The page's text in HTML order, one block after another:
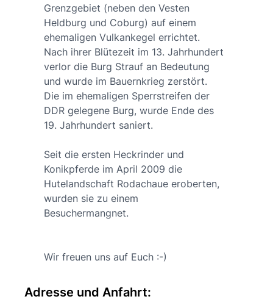
Grenzgebiet (neben den Vesten
Heldburg und Coburg) auf einem
ehemaligen Vulkankegel errichtet.
Nach ihrer Blütezeit im 13. Jahrhundert
verlor die Burg Strauf an Bedeutung
und wurde im Bauernkrieg zerstört.
Die im ehemaligen Sperrstreifen der
DDR gelegene Burg, wurde Ende des
19. Jahrhundert saniert.
Seit die ersten Heckrinder und
Konikpferde im April 2009 die
Hutelandschaft Rodachaue eroberten,
wurden sie zu einem
Besuchermangnet.
Wir freuen uns auf Euch :-)
Adresse und Anfahrt: